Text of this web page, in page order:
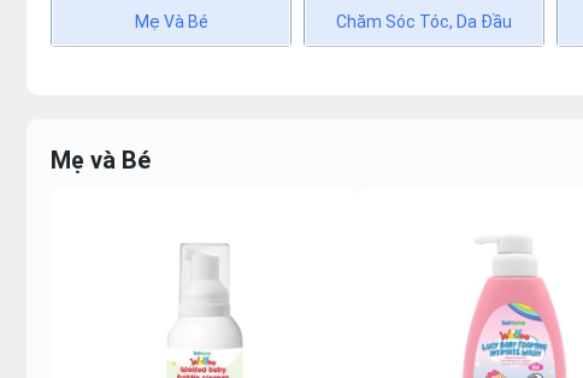
Mẹ Và Bé Chăm Sóc Tóc, Da Đầu
Mẹ và Bé